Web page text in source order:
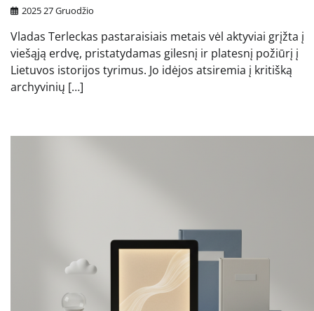
2025 27 Gruodžio
Vladas Terleckas pastaraisiais metais vėl aktyviai grįžta į
viešąją erdvę, pristatydamas gilesnį ir platesnį požiūrį į
Lietuvos istorijos tyrimus. Jo idėjos atsiremia į kritišką
archyvinių […]